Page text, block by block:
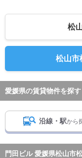
松
松山市
愛媛県の賃貸物件を探す
沿線・駅から
門田ビル 愛媛県松山市